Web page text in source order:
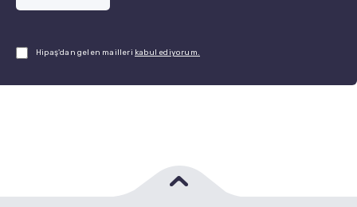
Hipaş'dan gelen mailleri kabul ediyorum.